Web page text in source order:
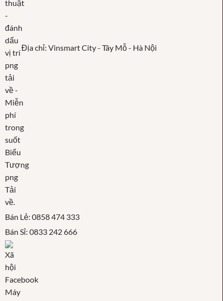
Địa chỉ: Vinsmart City - Tây Mỗ - Hà Nội
Bán Lẻ: 0858 474 333
Bán Sỉ: 0833 242 666